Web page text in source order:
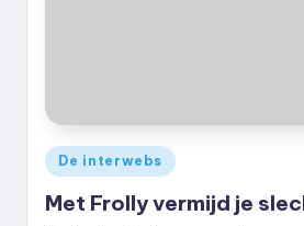
Geplaatst
in
De interwebs
Met Frolly vermijd je